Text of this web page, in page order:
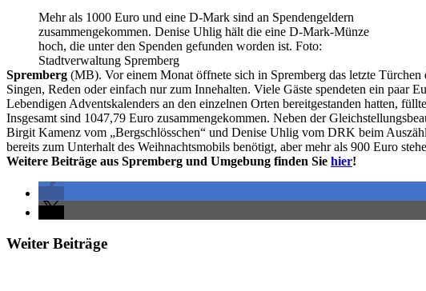
Mehr als 1000 Euro und eine D-Mark sind an Spendengeldern
zusammengekommen. Denise Uhlig hält die eine D-Mark-Münze
hoch, die unter den Spenden gefunden worden ist. Foto:
Stadtverwaltung Spremberg
Spremberg (MB). Vor einem Monat öffnete sich in Spremberg das letzte
Singen, Reden oder einfach nur zum Innehalten. Viele Gäste spendeten ein paar
Lebendigen Adventskalenders an den einzelnen Orten bereitgestanden hatten,
Insgesamt sind 1047,79 Euro zusammengekommen. Neben der
Birgit Kamenz vom „Bergschlösschen“ und Denise Uhlig vom DRK beim
bereits zum Unterhalt des Weihnachtsmobils benötigt, aber mehr als 900 Euro
Weitere Beiträge aus Spremberg und Umgebung finden Sie hier!
Weiter Beiträge